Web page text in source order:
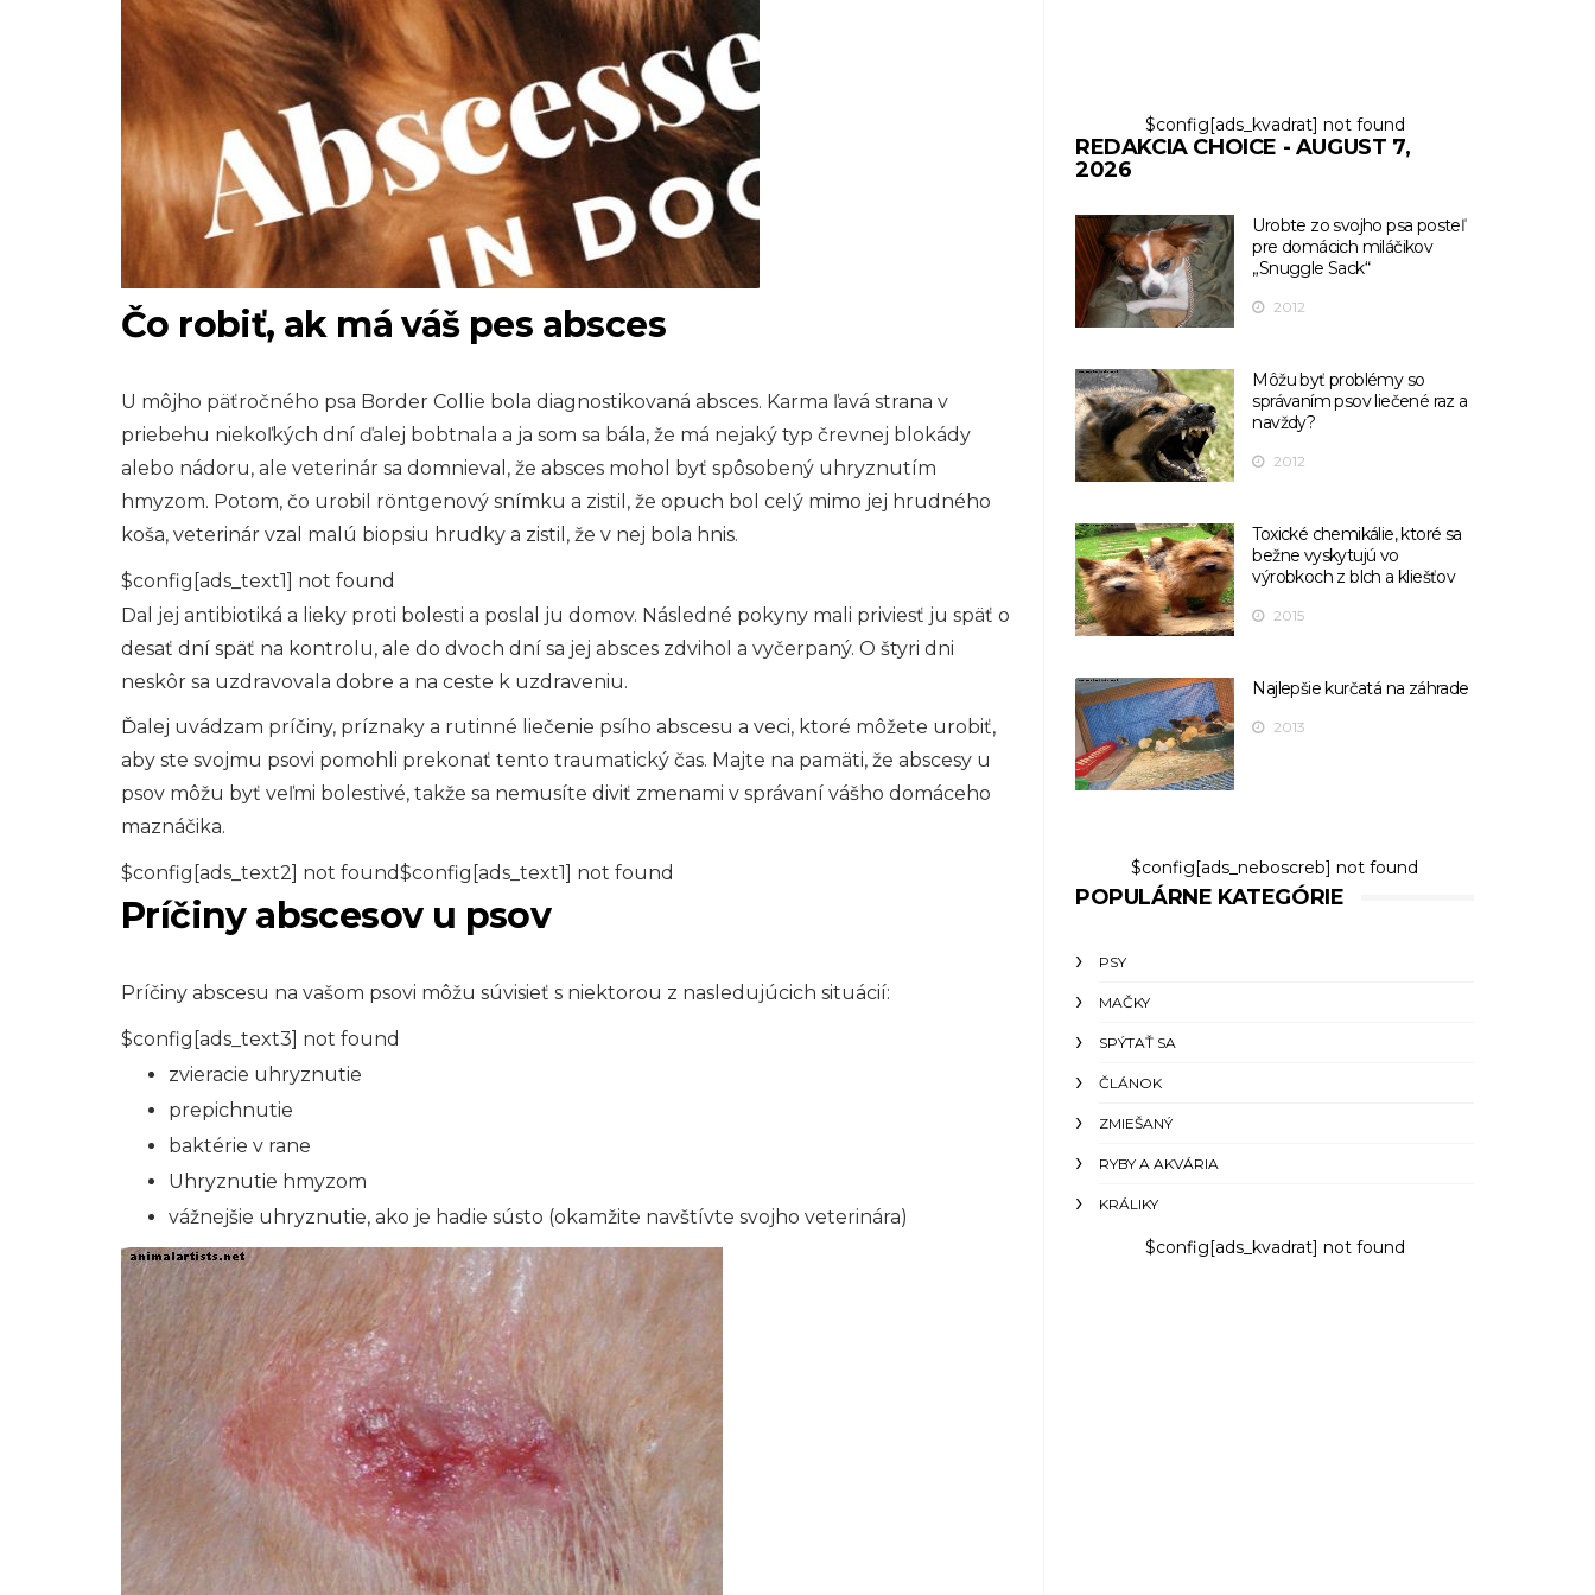
Čo robiť, ak má váš pes absces
U môjho päťročného psa Border Collie bola diagnostikovaná absces. Karma ľavá strana v
priebehu niekoľkých dní ďalej bobtnala a ja som sa bála, že má nejaký typ črevnej blokády
alebo nádoru, ale veterinár sa domnieval, že absces mohol byť spôsobený uhryznutím
hmyzom. Potom, čo urobil röntgenový snímku a zistil, že opuch bol celý mimo jej hrudného
koša, veterinár vzal malú biopsiu hrudky a zistil, že v nej bola hnis.
$config[ads_text1] not found
Dal jej antibiotiká a lieky proti bolesti a poslal ju domov. Následné pokyny mali priviesť ju späť o
desať dní späť na kontrolu, ale do dvoch dní sa jej absces zdvihol a vyčerpaný. O štyri dni
neskôr sa uzdravovala dobre a na ceste k uzdraveniu.
Ďalej uvádzam príčiny, príznaky a rutinné liečenie psího abscesu a veci, ktoré môžete urobiť,
aby ste svojmu psovi pomohli prekonať tento traumatický čas. Majte na pamäti, že abscesy u
psov môžu byť veľmi bolestivé, takže sa nemusíte diviť zmenami v správaní vášho domáceho
maznáčika.
$config[ads_text2] not found$config[ads_text1] not found
Príčiny abscesov u psov
Príčiny abscesu na vašom psovi môžu súvisieť s niektorou z nasledujúcich situácií:
$config[ads_text3] not found
zvieracie uhryznutie
prepichnutie
baktérie v rane
Uhryznutie hmyzom
vážnejšie uhryznutie, ako je hadie sústo (okamžite navštívte svojho veterinára)
$config[ads_kvadrat] not found
REDAKCIA CHOICE - AUGUST 7,
2026
Urobte zo svojho psa posteľ
pre domácich miláčikov
„Snuggle Sack“
2012
Môžu byť problémy so
správaním psov liečené raz a
navždy?
2012
Toxické chemikálie, ktoré sa
bežne vyskytujú vo
výrobkoch z blch a kliešťov
2015
Najlepšie kurčatá na záhrade
2013
$config[ads_neboscreb] not found
POPULÁRNE KATEGÓRIE
PSY
MAČKY
SPÝTAŤ SA
ČLÁNOK
ZMIEŠANÝ
RYBY A AKVÁRIA
KRÁLIKY
$config[ads_kvadrat] not found